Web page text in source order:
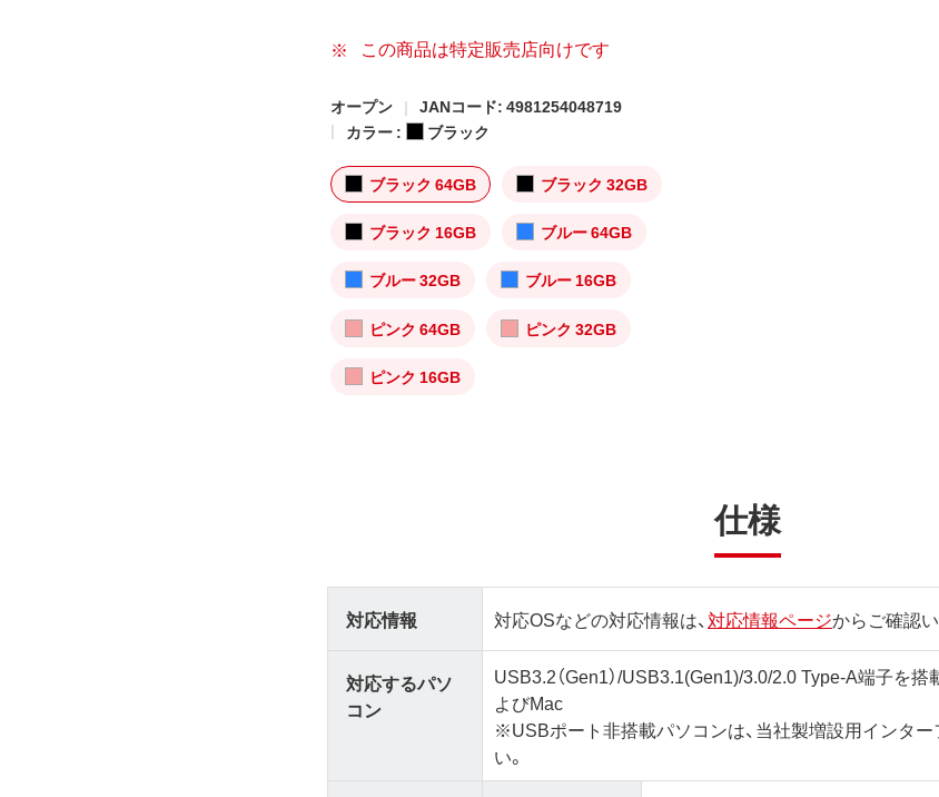
この商品は特定販売店向けです
オープン
JANコード: 4981254048719
カラー :
ブラック
ブラック 64GB ブラック 32GB
ブラック 16GB ブルー 64GB
ブルー 32GB ブルー 16GB
ピンク 64GB ピンク 32GB
ピンク 16GB
仕様
対応情報 対応OSなどの対応情報は、対応情報ページからご確認
対応するパソ
コン
USB3.2（Gen1）/USB3.1(Gen1)/3.0/2.0 Type-A端子を
よびMac
※USBポート非搭載パソコンは、当社製増設用インタ
い。